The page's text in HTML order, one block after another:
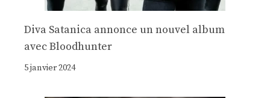
Diva Satanica annonce un nouvel album
avec Bloodhunter
5 janvier 2024